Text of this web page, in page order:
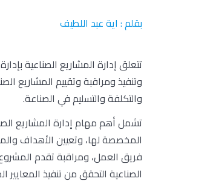
بقلم : اية عبد اللطيف
تتعلق إدارة المشاريع الصناعية
وتنفيذ ومراقبة وتقييم المشاريع
والتكلفة والتسليم في الصناعة.
تشمل أهم مهام إدارة المشاريع
المخصصة لها، وتعيين الأهداف
فريق العمل، ومراقبة تقدم
الصناعية التحقق من تنفيذ المعايير